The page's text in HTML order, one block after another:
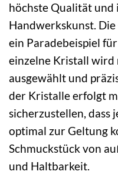
höchste Qualität
Handwerkskunst.
ein Paradebeispiel
einzelne Kristall
ausgewählt und
der Kristalle erfolgt
sicherzustellen, dass
optimal zur Geltung
Schmuckstück von
und Haltbarkeit.